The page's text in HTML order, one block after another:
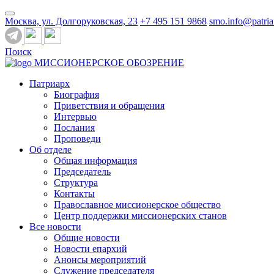
Москва, ул. Долгоруковская, 23 +7 495 151 9868
Поиск
МИССИОНЕРСКОЕ ОБОЗРЕНИЕ
Патриарх
Биография
Приветствия и обращения
Интервью
Послания
Проповеди
Об отделе
Общая информация
Председатель
Структура
Контакты
Православное миссионерское общество
Центр поддержки миссионерских станов
Все новости
Общие новости
Новости епархий
Анонсы мероприятий
Служение председателя